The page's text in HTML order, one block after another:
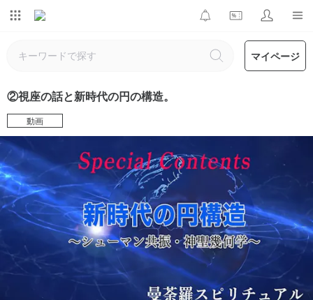
マイページ
②視座の話と新時代の円の構造。
動画